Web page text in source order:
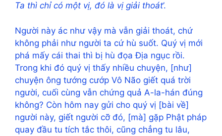
Ta thì chỉ có một vị, đó là vị giải thoát’.
Người này ác như vậy mà vẫn giải thoát, chứ
không phải như người ta cứ hù suốt. Quý vị mới
phá mấy cái thai thì bị hù đọa Địa ngục rồi.
Trong khi đó quý vị thấy nhiều chuyện, [như]
chuyện ông tướng cướp Vô Não giết quá trời
người, cuối cùng vẫn chứng quả A-la-hán đúng
không? Còn hôm nay gửi cho quý vị [bài về]
người này, giết người cỡ đó, [mà] gặp Phật pháp
quay đầu tu tích tắc thôi, cũng chẳng tu lâu,